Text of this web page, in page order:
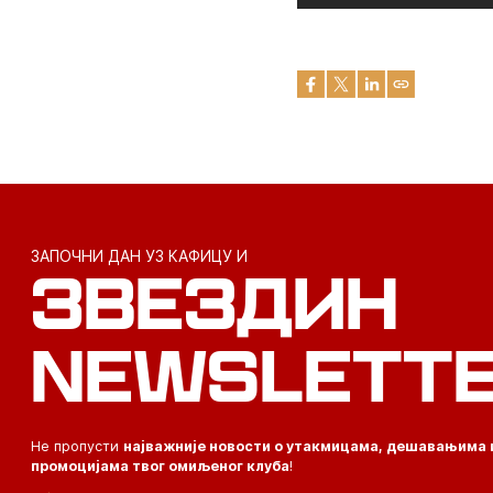
ЗАПОЧНИ ДАН УЗ КАФИЦУ И
ЗВЕЗДИН
Не пропусти најважније новости о утакмицама, дешавањима
промоцијама твог омиљеног клуба!